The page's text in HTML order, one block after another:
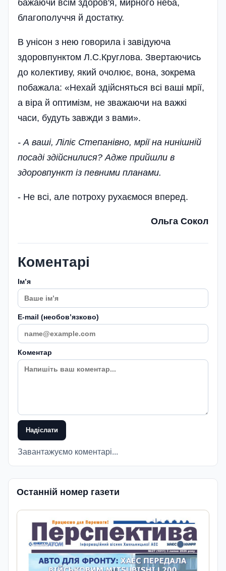
бажаючи всім здоров'я, мирного неба,
благополуччя й достатку.
В унісон з нею говорила і завідуюча
здоровпунк­том Л.С.Круглова. Звертаючись
до колективу, який очолює, вона, зокрема
побажала: «Нехай здій­сняться всі ваші мрії,
а віра й оптимізм, не зважаючи на важкі
часи, будуть завжди з вами».
- А ваші, Ліліє Степанівно, мрії на нинішній
посаді здійснилися? Адже прийшли в
здоровпункт із певними планами.
- Не всі, але потроху рухаємося вперед.
Ольга Сокол
Коментарі
Імʼя
E-mail (необовʼязково)
Коментар
Надіслати
Завантажуємо коментарі...
Останній номер газети